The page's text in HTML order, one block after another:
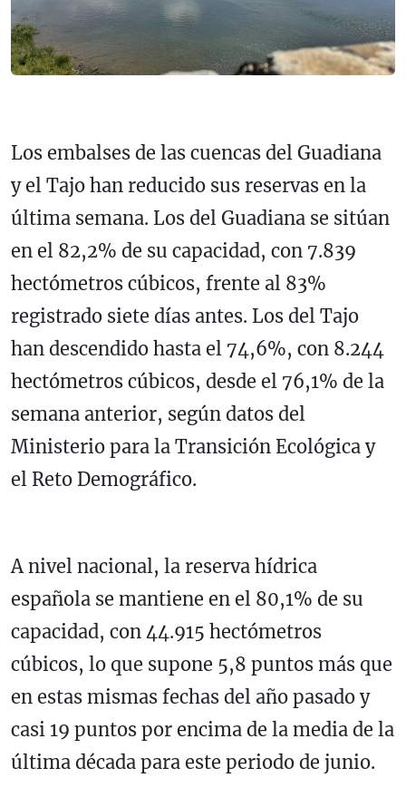
Los embalses de las cuencas del Guadiana
y el Tajo han reducido sus reservas en la
última semana. Los del Guadiana se sitúan
en el 82,2% de su capacidad, con 7.839
hectómetros cúbicos, frente al 83%
registrado siete días antes. Los del Tajo
han descendido hasta el 74,6%, con 8.244
hectómetros cúbicos, desde el 76,1% de la
semana anterior, según datos del
Ministerio para la Transición Ecológica y
el Reto Demográfico.
A nivel nacional, la reserva hídrica
española se mantiene en el 80,1% de su
capacidad, con 44.915 hectómetros
cúbicos, lo que supone 5,8 puntos más que
en estas mismas fechas del año pasado y
casi 19 puntos por encima de la media de la
última década para este periodo de junio.